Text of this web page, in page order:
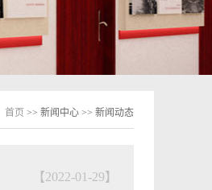
首页 >> 新闻中心 >> 新闻动态
【2022-01-29】